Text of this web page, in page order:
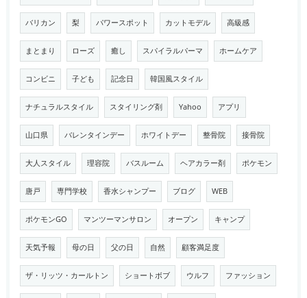
バリカン 梨 パワースポット カットモデル 高級感
まとまり ローズ 癒し スパイラルパーマ ホームケア
コンビニ 子ども 記念日 韓国風スタイル
ナチュラルスタイル スタイリング剤 Yahoo アプリ
山口県 バレンタインデー ホワイトデー 整骨院 接骨院
大人スタイル 理容院 バスルーム ヘアカラー剤 ポケモン
唐戸 専門学校 香水シャンプー ブログ WEB
ポケモンGO マンツーマンサロン オープン キャンプ
天気予報 母の日 父の日 自然 顧客満足度
ザ・リッツ・カールトン ショートボブ ウルフ ファッション